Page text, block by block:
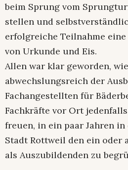
beim Sprung vom
stellen und
erfolgreiche Teilnahme
von Urkunde und Eis.
Allen war klar geworden,
abwechslungsreich der
Fachangestellten für
Fachkräfte vor Ort
freuen, in ein paar Jahren in
Stadt Rottweil den ein oder
als Auszubildenden zu